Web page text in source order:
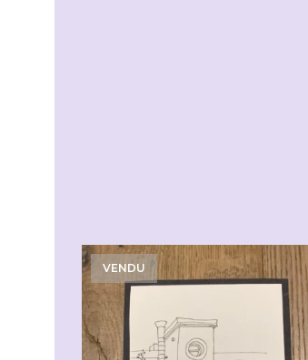
VENDU